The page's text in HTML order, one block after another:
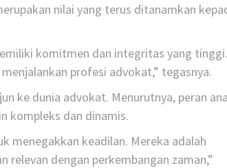
nilai yang terus ditanamkan
komitmen dan integritas yang tinggi.
profesi advokat,” tegasnya.
ke dunia advokat. Menurutnya, peran
kompleks dan dinamis.
menegakkan keadilan. Mereka adalah
relevan dengan perkembangan zaman,”